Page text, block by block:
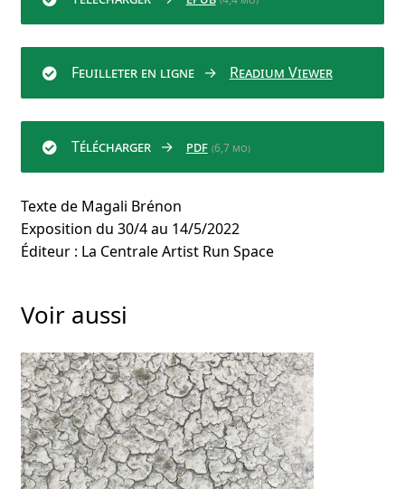
Feuilleter en ligne Readium Viewer
Télécharger pdf (6,7 mo)
Texte de Magali Brénon
Exposition du 30/4 au 14/5/2022
Éditeur : La Centrale Artist Run Space
Voir aussi